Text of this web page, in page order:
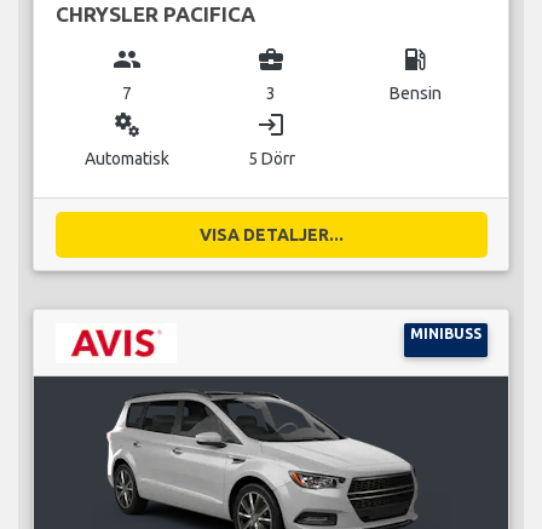
CHRYSLER PACIFICA
group
7
business_center
3
local_gas_station
Bensin
miscellaneous_services
Automatisk
login
5 Dörr
VISA DETALJER...
MINIBUSS